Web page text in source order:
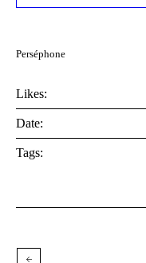
Perséphone
Likes:
Date:
Tags: